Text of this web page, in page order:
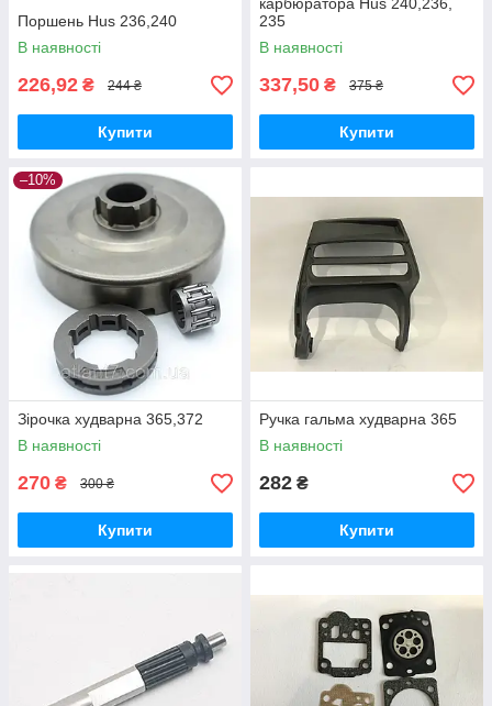
Поршень Hus 236,240
В наявності
226,92 ₴ 244 ₴
Купити
235
В наявності
337,50 ₴ 375 ₴
Купити
–10%
Зірочка худварна 365,372
В наявності
270 ₴ 300 ₴
Купити
Ручка гальма худварна 365
В наявності
282 ₴
Купити